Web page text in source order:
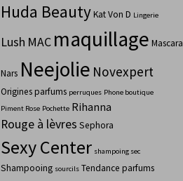
Huda BeautyKat Von D Lingerie
Lush MAC maquillage Mascara
Nars Neejolie Novexpert
Origines parfums perruques Phone boutique
Piment Rose Pochette Rihanna
Rouge à lèvres Sephora
Sexy Center shampoing sec
Shampooing sourcils Tendance parfums